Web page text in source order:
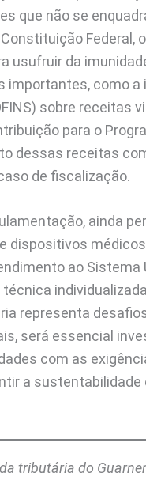
que não se
Constituição
usufruir da
como a
sobre
para o
dessas receitas
de fiscalização.
ainda
dispositivos
ao Sistema
representa
será essencial
com as
a
tributária do